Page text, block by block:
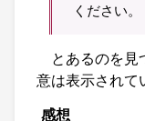
ください。
とあるのを見
意は表示されて
感想